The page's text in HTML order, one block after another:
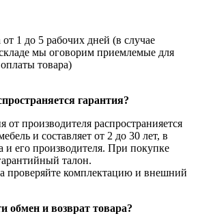
1 до 5 рабочих дней (в случае
складе мы оговорим приемлемые для
товара)
гарантия?
от производителя распространияется
и составляет от 2 до 30 лет, в
и его производителя. При покупке
талон.
проверяйте комплектацию и внешний
обмен и возврат товара?